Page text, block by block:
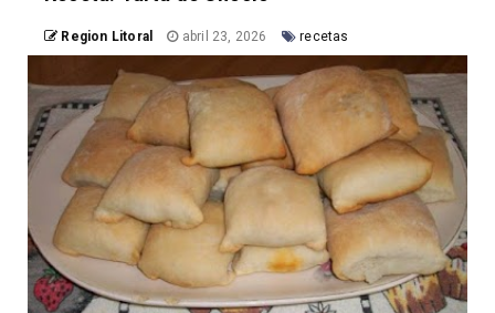
Region Litoral abril 23, 2026 recetas